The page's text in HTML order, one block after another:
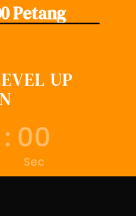
Petang
UP
: 00
Sec